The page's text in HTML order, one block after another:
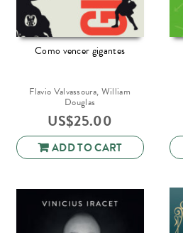
Como vencer gigantes
Flavio Valvassoura, William
Douglas
US$25.00
ADD TO CART